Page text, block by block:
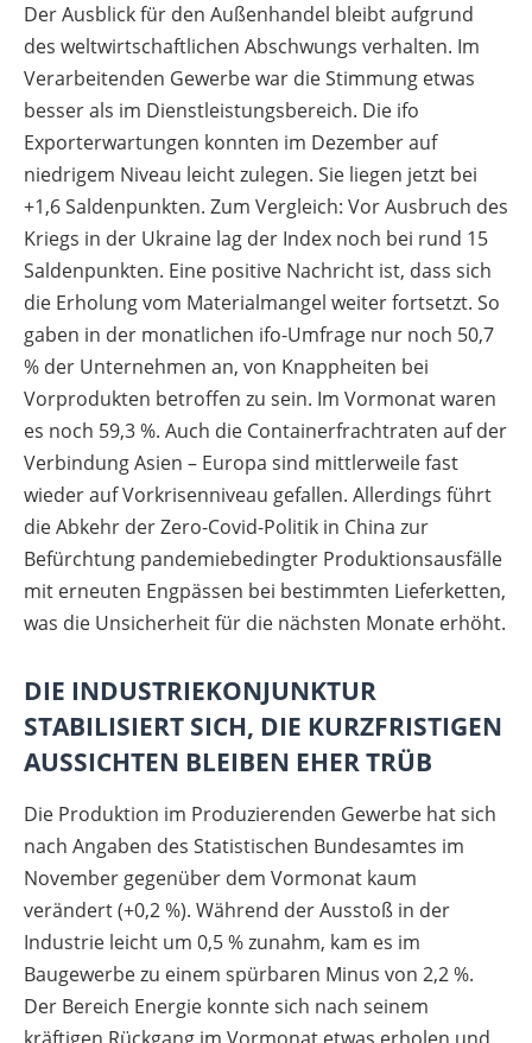
Der Ausblick für den Außenhandel bleibt aufgrund
des weltwirtschaftlichen Abschwungs verhalten. Im
Verarbeitenden Gewerbe war die Stimmung etwas
besser als im Dienstleistungsbereich. Die ifo
Exporterwartungen konnten im Dezember auf
niedrigem Niveau leicht zulegen. Sie liegen jetzt bei
+1,6 Saldenpunkten. Zum Vergleich: Vor Ausbruch des
Kriegs in der Ukraine lag der Index noch bei rund 15
Saldenpunkten. Eine positive Nachricht ist, dass sich
die Erholung vom Materialmangel weiter fortsetzt. So
gaben in der monatlichen ifo-Umfrage nur noch 50,7
% der Unternehmen an, von Knappheiten bei
Vorprodukten betroffen zu sein. Im Vormonat waren
es noch 59,3 %. Auch die Containerfrachtraten auf der
Verbindung Asien – Europa sind mittlerweile fast
wieder auf Vorkrisenniveau gefallen. Allerdings führt
die Abkehr der Zero-Covid-Politik in China zur
Befürchtung pandemiebedingter Produktionsausfälle
mit erneuten Engpässen bei bestimmten Lieferketten,
was die Unsicherheit für die nächsten Monate erhöht.
DIE INDUSTRIEKONJUNKTUR
STABILISIERT SICH, DIE KURZFRISTIGEN
AUSSICHTEN BLEIBEN EHER TRÜB
Die Produktion im Produzierenden Gewerbe hat sich
nach Angaben des Statistischen Bundesamtes im
November gegenüber dem Vormonat kaum
verändert (+0,2 %). Während der Ausstoß in der
Industrie leicht um 0,5 % zunahm, kam es im
Baugewerbe zu einem spürbaren Minus von 2,2 %.
Der Bereich Energie konnte sich nach seinem